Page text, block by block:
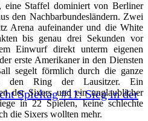
Spieltag #11: Sieg in der
Staffel dominiert von Berliner
den Nachbarbundesländern. Zwei
Arena aufeinander und die White
bis genau drei Sekunden vor
Einwurf direkt unterm eigenen
erste Amerikaner in den Diensten
segelt förmlich durch die ganze
den Ring der Lausitzer. Ein
der Sixers und ein unglaublicher
in 22 Spielen, keine schlechte
die Sixers wollten mehr.